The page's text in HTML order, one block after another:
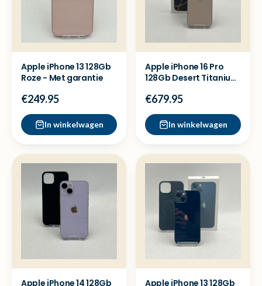
Apple iPhone 13 128Gb
Roze - Met garantie
€249.95
In winkelwagen
Apple iPhone 16 Pro
128Gb Desert Titanium
€679.95
In winkelwagen
Apple iPhone 14 128Gb
Apple iPhone 13 128Gb